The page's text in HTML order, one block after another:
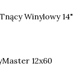
Winylowy 14"
12x60